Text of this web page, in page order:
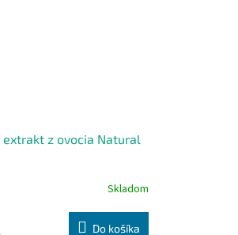
extrakt z ovocia Natural
Skladom
Do košíka